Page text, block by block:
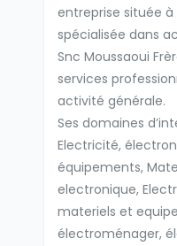
entreprise située à
spécialisée dans
Snc Moussaoui
services
activité générale.
Ses domaines
Electricité,
équipements,
electronique,
materiels et
électroménager,